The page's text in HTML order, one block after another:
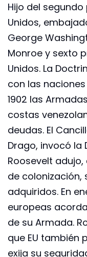
Hijo del
Unidos,
George
Monroe y sexto
Unidos. La
con las
1902 las
costas
deudas. El
Drago, invocó la
Roosevelt
de colonización,
adquiridos. En
europeas
de su Armada.
que EU también
exija su